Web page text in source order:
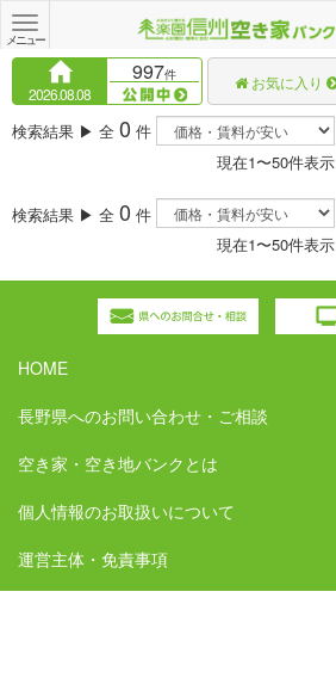
Toggle
navigation
メニュー
2026.08.08
997件 お気に入り
検索結果 ▶ 全 0 件
現在1〜50件表示
検索結果 ▶ 全 0 件
現在1〜50件表示
HOME
長野県へのお問い合わせ・ご相談
空き家・空き地バンクとは
個人情報のお取扱いについて
運営主体・免責事項